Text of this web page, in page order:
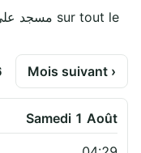
Mois suivant ›
Samedi 1 Août